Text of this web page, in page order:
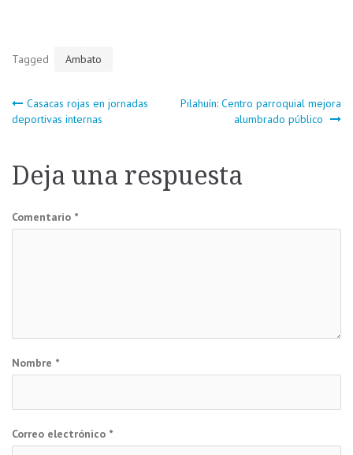
Tagged Ambato
Navegación
entradas
Casacas rojas en jornadas
deportivas internas
Pilahuín: Centro parroquial mejora
alumbrado público
Deja una respuesta
Comentario *
Nombre *
Correo electrónico *